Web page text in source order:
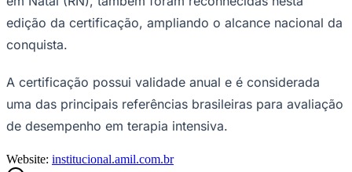
conquista.
A certificação possui validade anual e é considerada
de desempenho em terapia intensiva.
Website: institucional.amil.com.br
Nota da Redação